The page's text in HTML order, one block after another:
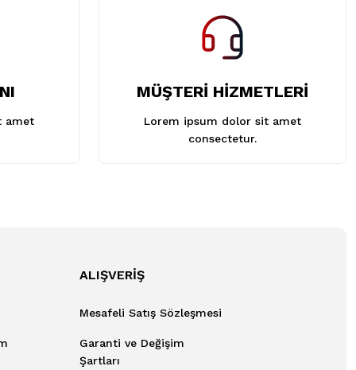
amet
MÜŞTERİ HİZMETLERİ
Lorem ipsum dolor sit amet
consectetur.
ALIŞVERİŞ
Mesafeli Satış Sözleşmesi
Garanti ve Değişim
Şartları